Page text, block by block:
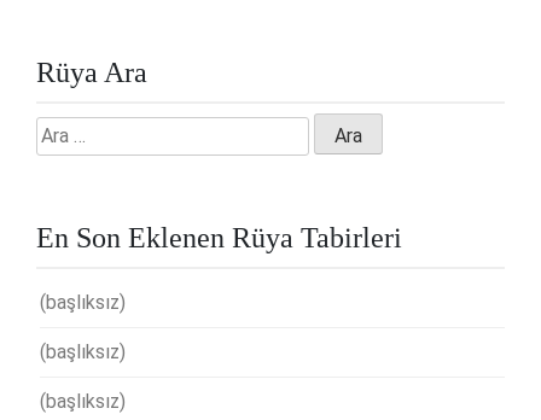
Rüya Ara
Arama:
En Son Eklenen Rüya Tabirleri
(başlıksız)
(başlıksız)
(başlıksız)